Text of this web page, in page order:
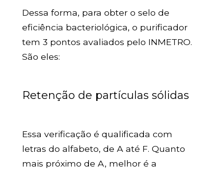
Dessa forma, para obter o selo de
eficiência bacteriológica, o purificador
tem 3 pontos avaliados pelo INMETRO.
São eles:
Retenção de partículas sólidas
Essa verificação é qualificada com
letras do alfabeto, de A até F. Quanto
mais próximo de A, melhor é a